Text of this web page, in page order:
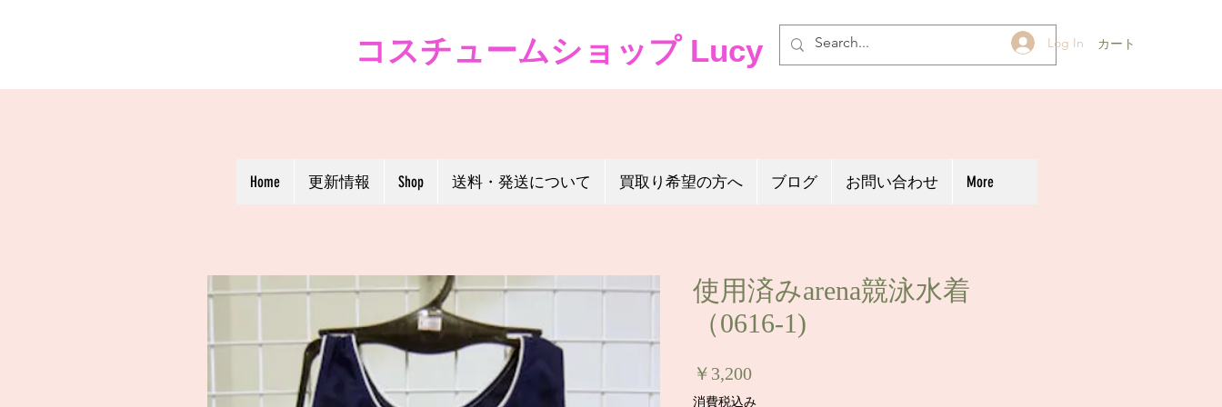
カート
Log In
コスチュームショップ Lucy
使用済みarena競泳水着
（0616-1)
￥3,200価
格
消費税込み
Home 更新情報 Shop 送料・発送について 買取り希望の方へ ブログ お問い合わせ More